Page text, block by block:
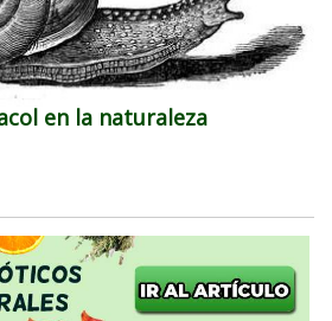
en la naturaleza